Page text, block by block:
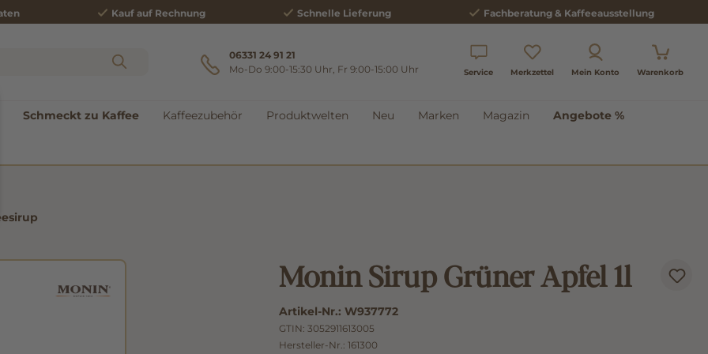
Kauf auf Rechnung Schnelle Lieferung Fachberatung & Kaffeeausstellung
06331 24 91 21
Mo-Do 9:00-15:30 Uhr, Fr 9:00-15:00 Uhr
Service Merkzettel Mein Konto Warenkorb
Schmeckt zu Kaffee Kaffeezubehör Produktwelten Neu Marken Magazin Angebote %
Monin Sirup Grüner Apfel 1l
Artikel-Nr.:W937772
GTIN:3052911613005